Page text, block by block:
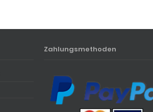
Zahlungsmethoden